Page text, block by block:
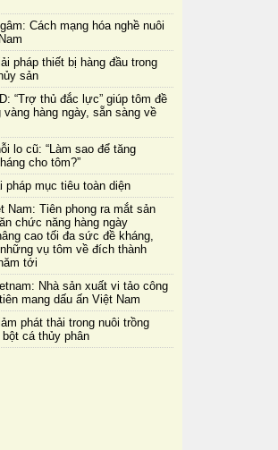
Cách mạng hóa nghề nuôi
pháp thiết bị hàng đầu trong
sản
“Trợ thủ đắc lực” giúp tôm đề
vàng hàng ngày, sẵn sàng về
lo cũ: “Làm sao để tăng
cho tôm?”
pháp mục tiêu toàn diện
Nam: Tiên phong ra mắt sản
chức năng hàng ngày
cao tối đa sức đề kháng,
vụ tôm về đích thành
tới
Nhà sản xuất vi tảo công
mang dấu ấn Việt Nam
phát thải trong nuôi trồng
cá thủy phân